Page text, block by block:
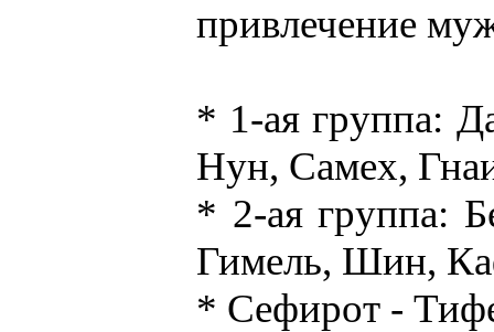
привлечение
* 1-ая группа:
Нун, Самех,
* 2-ая группа:
Гимель, Шин,
* Сефирот -